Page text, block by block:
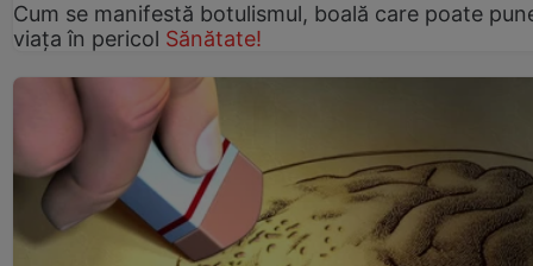
Cum se manifestă botulismul, boală care poate
viaţa în pericol Sănătate!